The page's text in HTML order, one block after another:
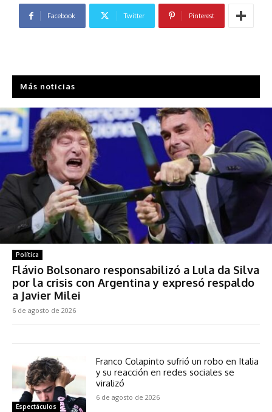
Facebook Twitter Pinterest
Más noticias
Política
Flávio Bolsonaro responsabilizó a Lula da Silva
por la crisis con Argentina y expresó respaldo
a Javier Milei
6 de agosto de 2026
Espectáculos
Franco Colapinto sufrió un robo en Italia
y su reacción en redes sociales se
viralizó
6 de agosto de 2026